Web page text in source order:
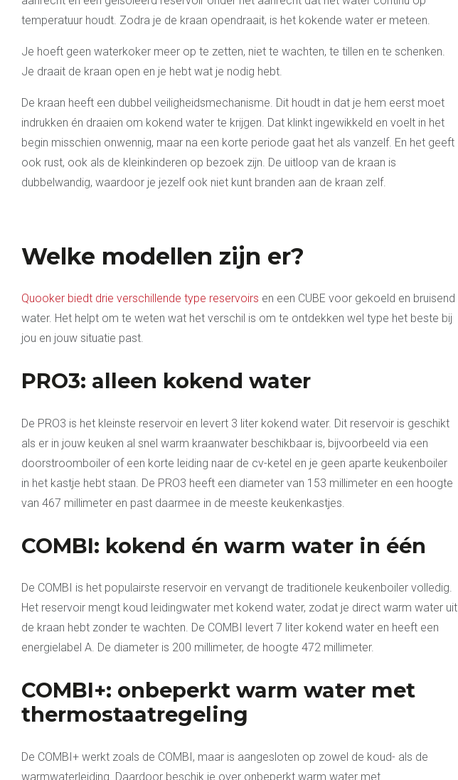
temperatuur houdt. Zodra je de kraan opendraait, is het kokende water er meteen.
Je hoeft geen waterkoker meer op te zetten, niet te wachten, te tillen en te schenken.
Je draait de kraan open en je hebt wat je nodig hebt.
De kraan heeft een dubbel veiligheidsmechanisme. Dit houdt in dat je hem eerst moet
indrukken én draaien om kokend water te krijgen. Dat klinkt ingewikkeld en voelt in het
begin misschien onwennig, maar na een korte periode gaat het als vanzelf. En het geeft
ook rust, ook als de kleinkinderen op bezoek zijn. De uitloop van de kraan is
dubbelwandig, waardoor je jezelf ook niet kunt branden aan de kraan zelf.
Welke modellen zijn er?
Quooker biedt drie verschillende type reservoirs en een CUBE voor gekoeld en bruisend
water. Het helpt om te weten wat het verschil is om te ontdekken wel type het beste bij
jou en jouw situatie past.
PRO3: alleen kokend water
De PRO3 is het kleinste reservoir en levert 3 liter kokend water. Dit reservoir is geschikt
als er in jouw keuken al snel warm kraanwater beschikbaar is, bijvoorbeeld via een
doorstroomboiler of een korte leiding naar de cv-ketel en je geen aparte keukenboiler
in het kastje hebt staan. De PRO3 heeft een diameter van 153 millimeter en een hoogte
van 467 millimeter en past daarmee in de meeste keukenkastjes.
COMBI: kokend én warm water in één
De COMBI is het populairste reservoir en vervangt de traditionele keukenboiler volledig.
Het reservoir mengt koud leidingwater met kokend water, zodat je direct warm water uit
de kraan hebt zonder te wachten. De COMBI levert 7 liter kokend water en heeft een
energielabel A. De diameter is 200 millimeter, de hoogte 472 millimeter.
COMBI+: onbeperkt warm water met
thermostaatregeling
De COMBI+ werkt zoals de COMBI, maar is aangesloten op zowel de koud- als de
warmwaterleiding. Daardoor beschik je over onbeperkt warm water met